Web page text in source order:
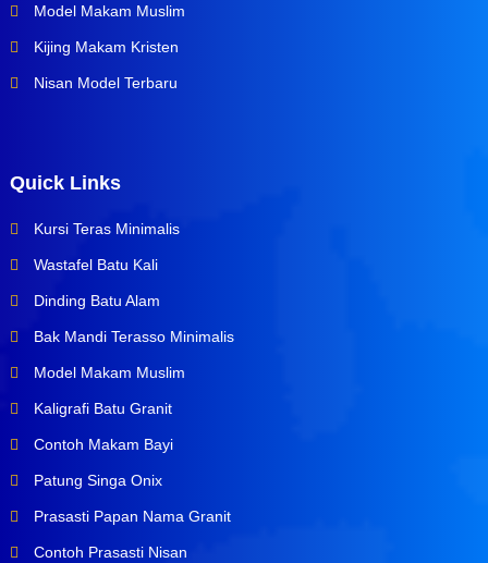
Model Makam Muslim
Kijing Makam Kristen
Nisan Model Terbaru
Quick Links
Kursi Teras Minimalis
Wastafel Batu Kali
Dinding Batu Alam
Bak Mandi Terasso Minimalis
Model Makam Muslim
Kaligrafi Batu Granit
Contoh Makam Bayi
Patung Singa Onix
Prasasti Papan Nama Granit
Contoh Prasasti Nisan